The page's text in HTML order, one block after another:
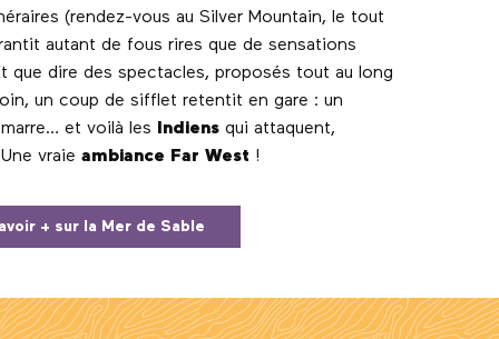
(rendez-vous au Silver Mountain, le tout
autant de fous rires que de sensations
que dire des spectacles, proposés tout au long
un coup de sifflet retentit en gare : un
et voilà les
Indiens qui attaquent,
vraie ambiance Far West !
+ sur la Mer de Sable